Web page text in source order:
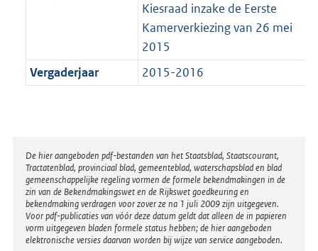
Kiesraad inzake de Eerste
Kamerverkiezing van 26 mei
2015
Vergaderjaar
2015-2016
Disclaimer
De hier aangeboden pdf-bestanden van het Staatsblad, Staatscourant,
Tractatenblad, provinciaal blad, gemeenteblad, waterschapsblad en blad
gemeenschappelijke regeling vormen de formele bekendmakingen in de
zin van de Bekendmakingswet en de Rijkswet goedkeuring en
bekendmaking verdragen voor zover ze na 1 juli 2009 zijn uitgegeven.
Voor pdf-publicaties van vóór deze datum geldt dat alleen de in papieren
vorm uitgegeven bladen formele status hebben; de hier aangeboden
elektronische versies daarvan worden bij wijze van service aangeboden.